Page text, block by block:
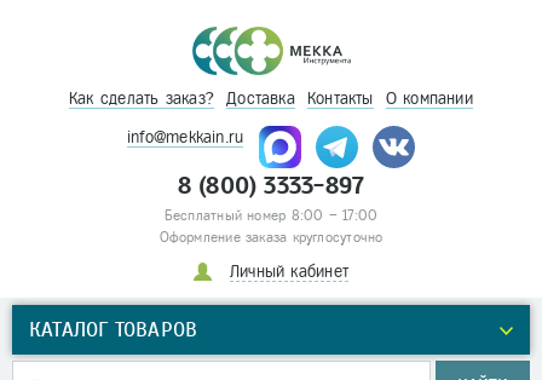
Как сделать заказ? Доставка Контакты О компании
info@mekkain.ru
8 (800) 3333-897
Бесплатный номер 8:00 – 17:00
Оформление заказа круглосуточно
Личный кабинет
КАТАЛОГ ТОВАРОВ